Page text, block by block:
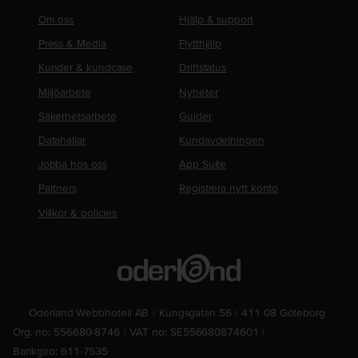
Om oss
Press & Media
Kunder & kundcase
Miljöarbete
Säkerhetsarbete
Datahallar
Jobba hos oss
Partners
Villkor & policies
Hjälp & support
Flytthjälp
Driftstatus
Nyheter
Guider
Kundavdelningen
App Suite
Registrera nytt konto
Oderland Webbhotell AB Kungsgatan 56
411 08 Göteborg
Org. no: 556680-8746
VAT no: SE556680874601
Bankgiro: 611-7535